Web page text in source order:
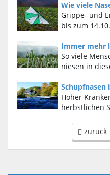
Wie viele
Grippe- und
bis zum
Immer mehr
So viele
niesen in
Schupfnasen
Hoher
herbstlichen
zurück